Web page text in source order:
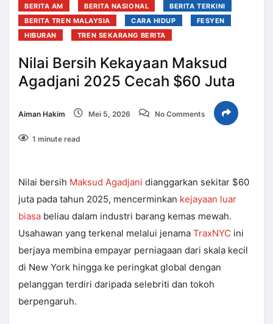
BERITA AM BERITA NASIONAL
BERITA TERKINI
BERITA TREN MALAYSIA
CARA HIDUP
FESYEN
HIBURAN
TREN SEKARANG BERITA
Nilai Bersih Kekayaan Maksud
Agadjani 2025 Cecah $60 Juta
Aiman Hakim Mei 5, 2026 No Comments
1 minute read
Nilai bersih Maksud Agadjani dianggarkan sekitar $60
juta pada tahun 2025, mencerminkan kejayaan luar
biasa beliau dalam industri barang kemas mewah.
Usahawan yang terkenal melalui jenama TraxNYC ini
berjaya membina empayar perniagaan dari skala kecil
di New York hingga ke peringkat global dengan
pelanggan terdiri daripada selebriti dan tokoh
berpengaruh.